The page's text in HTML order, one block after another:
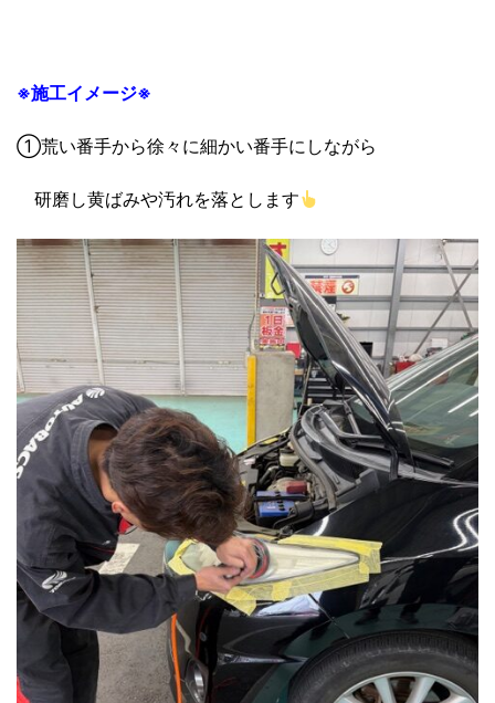
※施工イメージ※
①荒い番手から徐々に細かい番手にしながら
研磨し黄ばみや汚れを落とします